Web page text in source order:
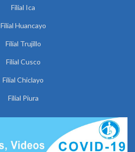
Filial Ica
Filial Huancayo
Filial Trujillo
Filial Cusco
Filial Chiclayo
Filial Piura